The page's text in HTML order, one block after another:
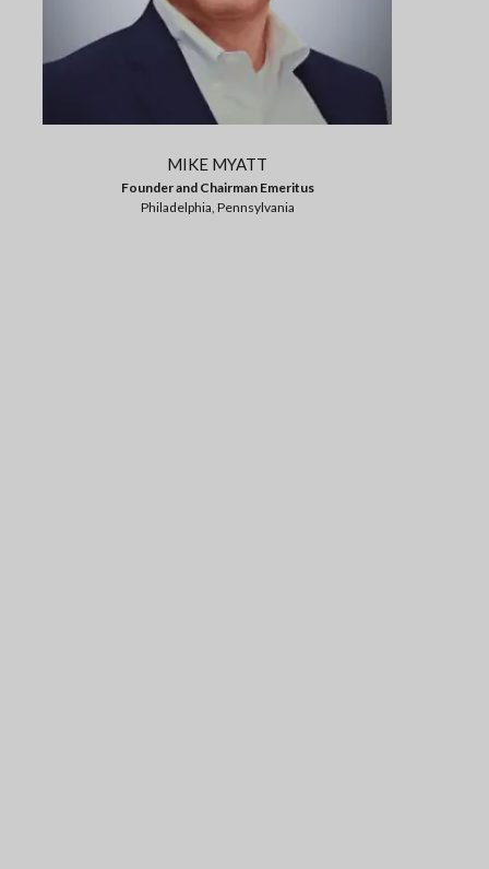
MIKE MYATT
Founder and Chairman Emeritus
Philadelphia, Pennsylvania